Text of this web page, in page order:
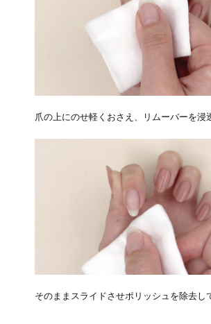
爪の上にのせ軽くおさえ、リムーバーを浸
そのままスライドさせポリッシュを除去し